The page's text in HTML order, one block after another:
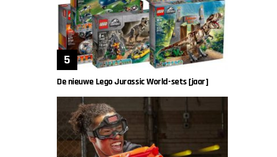
De nieuwe Lego Jurassic World-sets [jaar]